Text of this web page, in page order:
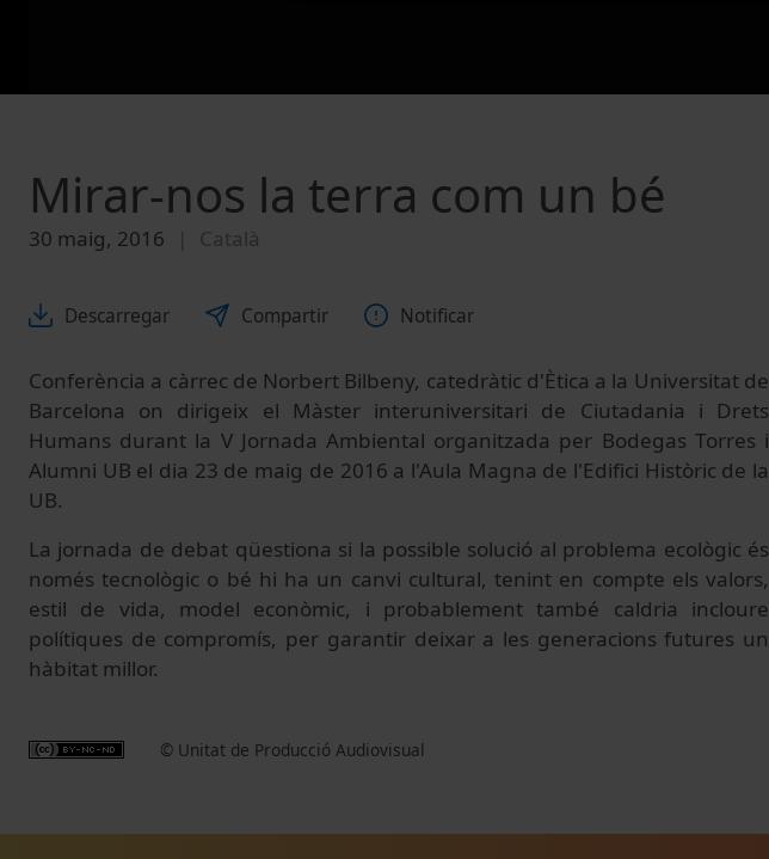
Mirar-nos la terra com un bé
30 maig, 2016 Català
Descarregar Compartir Notificar
Conferència a càrrec de Norbert Bilbeny, catedràtic d'Ètica a la Universitat de
Barcelona on dirigeix el Màster interuniversitari de Ciutadania i Drets
Humans durant la V Jornada Ambiental organitzada per Bodegas Torres i
Alumni UB el dia 23 de maig de 2016 a l'Aula Magna de l'Edifici Històric de la
UB.
La jornada de debat qüestiona si la possible solució al problema ecològic és
només tecnològic o bé hi ha un canvi cultural, tenint en compte els valors,
estil de vida, model econòmic, i probablement també
caldria incloure
polítiques de compromís, per garantir deixar a les generacions futures un
hàbitat millor.
© Unitat de Producció Audiovisual